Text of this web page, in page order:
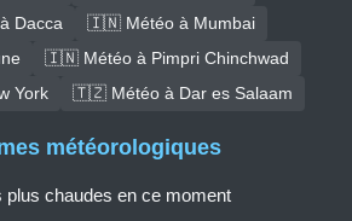
Dacca
🇮🇳 Météo à Mumbai
🇮🇳 Météo à Pimpri Chinchwad
York
🇹🇿 Météo à Dar es Salaam
météorologiques
plus chaudes en ce moment